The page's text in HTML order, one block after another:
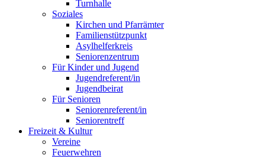
Turnhalle
Soziales
Kirchen und Pfarrämter
Familienstützpunkt
Asylhelferkreis
Seniorenzentrum
Für Kinder und Jugend
Jugendreferent/in
Jugendbeirat
Für Senioren
Seniorenreferent/in
Seniorentreff
Freizeit & Kultur
Vereine
Feuerwehren